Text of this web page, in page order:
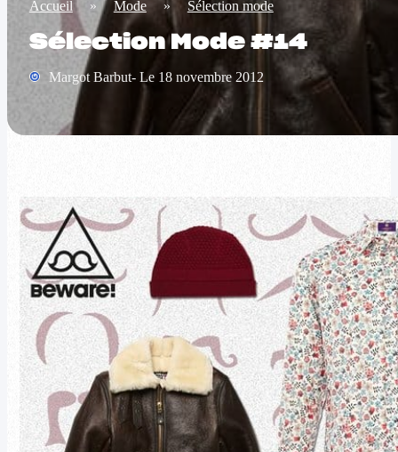
Accueil » Mode » Sélection mode
Sélection Mode #14
Margot Barbut- Le 18 novembre 2012